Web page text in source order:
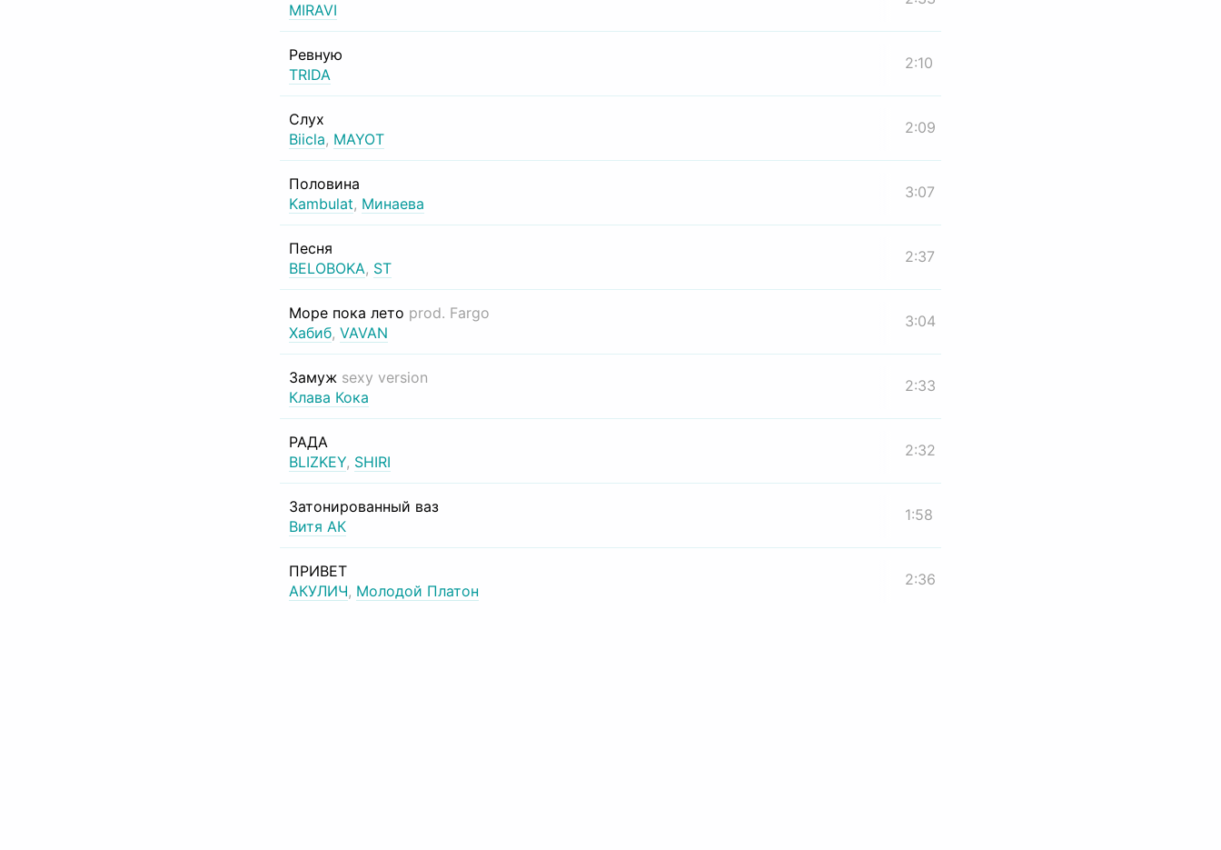
MIRAVI
Ревную
TRIDA
2:10
Слух
Biicla, MAYOT
2:09
Половина
Kambulat, Минаева
3:07
Песня
BELOBOKA, ST
2:37
Море пока лето prod. Fargo
Хабиб, VAVAN
3:04
Замуж sexy version
Клава Кока
2:33
РАДА
BLIZKEY, SHIRI
2:32
Затонированный ваз
Витя АК
1:58
ПРИВЕТ
АКУЛИЧ, Молодой Платон
2:36